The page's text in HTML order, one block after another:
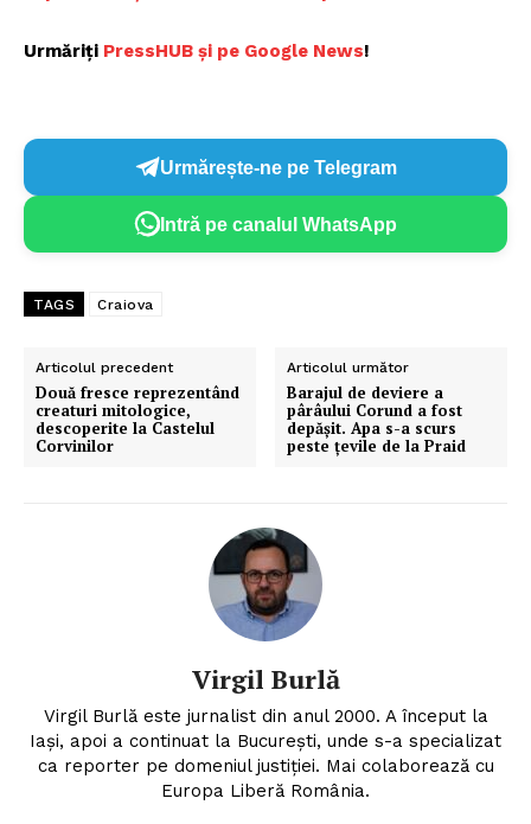
FREEDOM HOUSE ROMÂNIA
PRESShub
Urmăriți PressHUB și pe Google News!
Urmărește-ne pe Telegram
Intră pe canalul WhatsApp
TAGS Craiova
Articolul precedent
Două fresce reprezentând
creaturi mitologice,
descoperite la Castelul
Corvinilor
Articolul următor
Barajul de deviere a
pârâului Corund a fost
depășit. Apa s-a scurs
peste țevile de la Praid
Virgil Burlă
Virgil Burlă este jurnalist din anul 2000. A început la
Iași, apoi a continuat la București, unde s-a specializat
ca reporter pe domeniul justiției. Mai colaborează cu
Europa Liberă România.